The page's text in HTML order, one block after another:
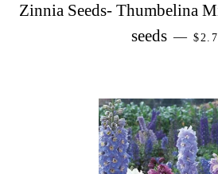
Zinnia Seeds- Thumbelina
seeds —